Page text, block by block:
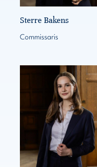
Sterre Bakens
Commissaris